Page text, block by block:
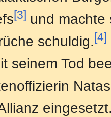
[3] und machte
schuldig.[4]
seinem Tod